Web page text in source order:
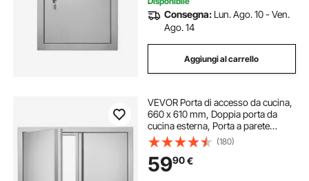
Consegna: Lun. Ago. 10 - Ven.
Ago. 14
Aggiungi al carrello
VEVOR Porta di accesso da cucina,
660 x 610 mm, Doppia porta da
cucina esterna, Porta a parete
verticale con maniglie retrattili, isola
cucina, stazione cucina, mobiletto
da esterno
(180)
5990€